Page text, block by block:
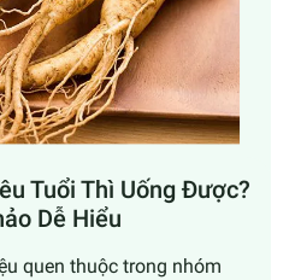
Tuổi Thì Uống Được?
Dễ Hiểu
quen thuộc trong nhóm